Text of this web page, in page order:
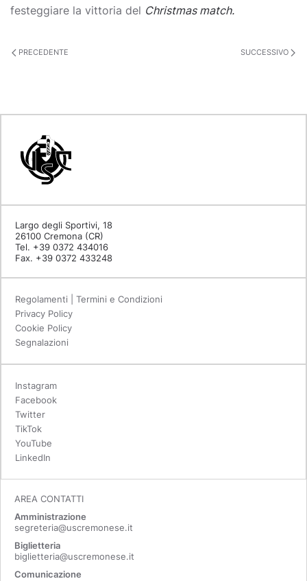
festeggiare la vittoria del Christmas match.
PRECEDENTE SUCCESSIVO
Largo degli Sportivi, 18
26100 Cremona (CR)
Tel. +39 0372 434016
Fax. +39 0372 433248
Regolamenti | Termini e Condizioni
Privacy Policy
Cookie Policy
Segnalazioni
Instagram
Facebook
Twitter
TikTok
YouTube
LinkedIn
AREA CONTATTI
Amministrazione
segreteria@uscremonese.it
Biglietteria
biglietteria@uscremonese.it
Comunicazione